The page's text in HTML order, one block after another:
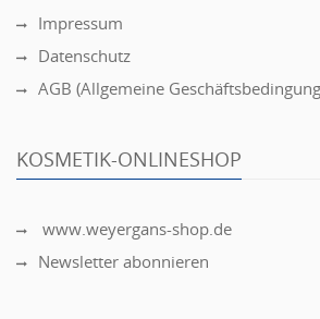
Impressum
Datenschutz
AGB (Allgemeine
KOSMETIK-ONLINESHOP
www.weyergans-shop.de
Newsletter abonnieren